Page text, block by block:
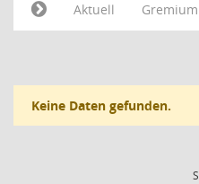
Aktuell
Keine Daten gefunden.